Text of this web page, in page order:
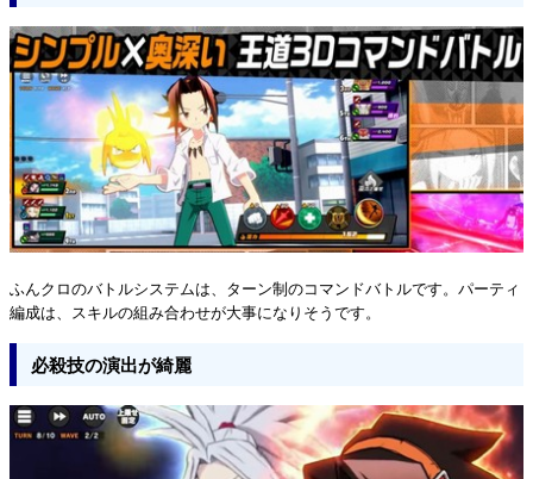
ふんクロのバトルシステムは、ターン制のコマンドバトルです。パーティ
編成は、スキルの組み合わせが大事になりそうです。
必殺技の演出が綺麗